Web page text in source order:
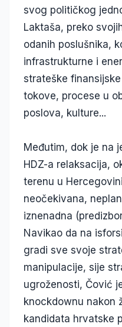
svog političkog
Laktaša, preko
odanih poslušnika,
infrastrukturne i
strateške
tokove, procese u
poslova, kulture...
Međutim, dok je na
HDZ-a relaksacija,
terenu u
neočekivana,
iznenadna
Navikao da na
gradi sve svoje
manipulacije, sije
ugroženosti, Čović
knockdownu nakon
kandidata hrvatske